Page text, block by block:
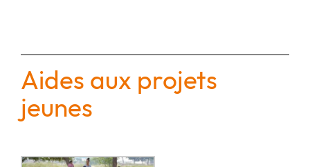
Aides aux projets
jeunes